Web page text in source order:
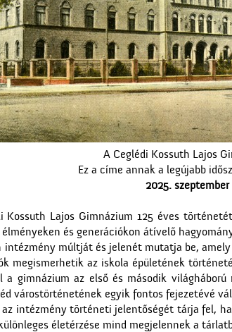
A Ceglédi Kossuth Lajos
Ez a címe annak a legújabb
2025.
Kossuth Lajos Gimnázium 125 éves
élményeken és generációkon átívelő
múltját és jelenét mutatja be,
megismerhetik az iskola épületének
gimnázium az első és második
várostörténetének egyik fontos fejezetévé
intézmény történeti jelentőségét tárja fel,
életérzése mind megjelennek a